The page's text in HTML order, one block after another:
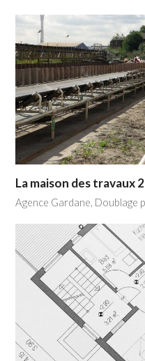
La maison des travaux
Agence Gardane, Doublage